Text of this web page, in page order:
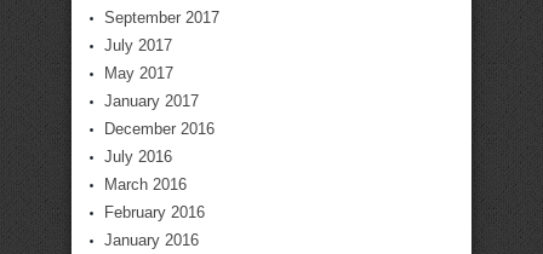
September 2017
July 2017
May 2017
January 2017
December 2016
July 2016
March 2016
February 2016
January 2016